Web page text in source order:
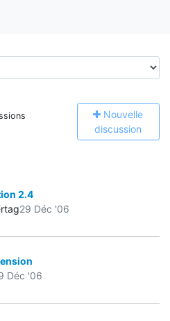
Nouvelle
discussion
2.4
29 Déc '06
Déc '06